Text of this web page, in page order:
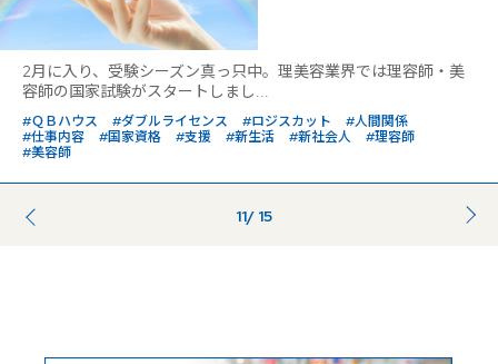
2月に入り、受験シーズン真っ只中。理美容業界では理容師・美
容師の国家試験がスタートしまし...
#ＱＢハウス #ダブルライセンス #ロジスカット
#人間関係
#仕事内容
#国家資格 #支援 #新生活 #新社会人
#理容師
#美容師
11/ 15